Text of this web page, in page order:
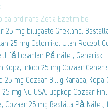
da ordinare Zetia Ezetimibe
25 mg billigaste Grekland,
25 mg Österrike, Utan Recept
få Losartan På nätet, Generisk
Köpa, Inköp 25 mg Cozaar
25 mg Cozaar Billig Kanada,
mg Nu USA, uppköp Cozaar
Cozaar 25 mg Beställa På